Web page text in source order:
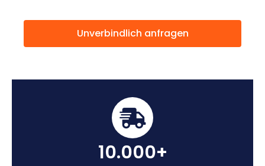
Unverbindlich anfragen
10.000+